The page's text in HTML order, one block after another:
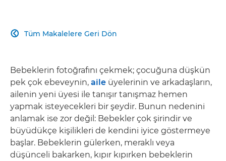
Tüm Makalelere Geri Dön

Bebeklerin fotoğrafını çekmek; çocuğuna düşkün
pek çok ebeveynin, aile üyelerinin ve arkadaşların,
ailenin yeni üyesi ile tanışır tanışmaz hemen
yapmak isteyecekleri bir şeydir. Bunun nedenini
anlamak ise zor değil: Bebekler çok şirindir ve
büyüdükçe kişilikleri de kendini iyice göstermeye
başlar. Bebeklerin gülerken, meraklı veya
düşünceli bakarken, kıpır kıpırken bebeklerin